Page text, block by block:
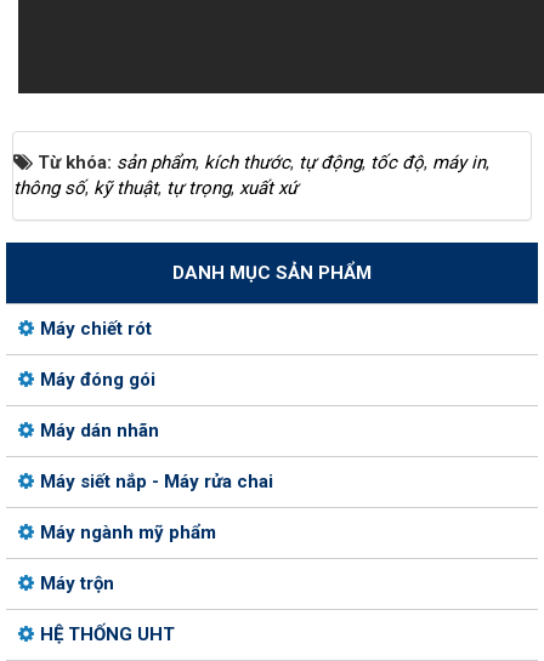
Từ khóa: sản phẩm, kích thước, tự động, tốc độ, máy in,
thông số, kỹ thuật, tự trọng, xuất xứ
DANH MỤC SẢN PHẨM
Máy chiết rót
Máy đóng gói
Máy dán nhãn
Máy siết nắp - Máy rửa chai
Máy ngành mỹ phẩm
Máy trộn
HỆ THỐNG UHT